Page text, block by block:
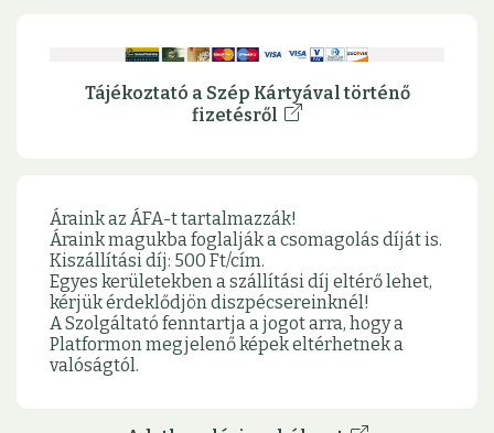
Tájékoztató a Szép Kártyával történő
fizetésről
Áraink az ÁFA-t tartalmazzák!
Áraink magukba foglalják a csomagolás díját is.
Kiszállítási díj: 500 Ft/cím.
Egyes kerületekben a szállítási díj eltérő lehet,
kérjük érdeklődjön diszpécsereinknél!
A Szolgáltató fenntartja a jogot arra, hogy a
Platformon megjelenő képek eltérhetnek a
valóságtól.